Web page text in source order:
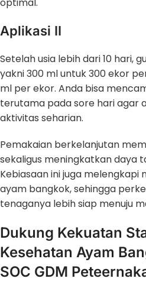
Aplikasi II
Setelah usia lebih dari 10 hari,
yakni 300 ml untuk 300 ekor
ml per ekor. Anda bisa
terutama pada sore hari agar
aktivitas seharian.
Pemakaian berkelanjutan
sekaligus meningkatkan daya
Kebiasaan ini juga
ayam bangkok, sehingga
tenaganya lebih siap menuju
Dukung Kekuatan
Kesehatan Ayam
SOC GDM